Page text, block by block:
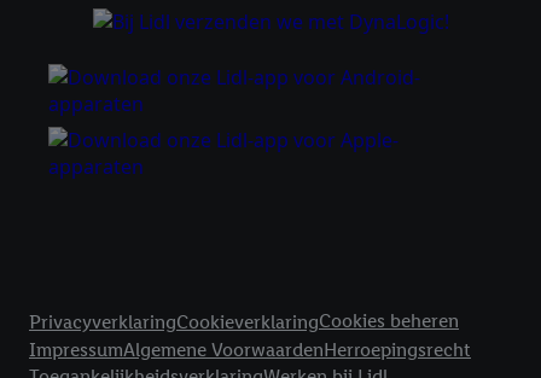
PrivacyverklaringCookieverklaringCookies beheren
ImpressumAlgemene VoorwaardenHerroepingsrecht
in een winkelmandje van een online winkel te plaatsen maar het
niet te kopen). De retargeting advertenties kunnen op
verschillende eindapparaten en binnen verschillende Lidl-
diensten worden weergegeven, als verschillende eindapparaten
en Lidl-diensten, met behulp van jouw gehashte e-mailadres en
met eventuele andere identifiers of met identifiers waarover
Criteo S.A. beschikt, aan jou kunnen worden toegewezen.
Door te klikken op "Weigeren", kies je voor de optie dat er enkel
technisch noodzakelijke cookies en vergelijkbare technieken